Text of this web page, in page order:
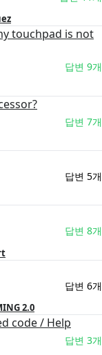
touchpad is not
답변 9개
답변 7개
답변 5개
답변 8개
답변 6개
2.0
code / Help
답변 3개